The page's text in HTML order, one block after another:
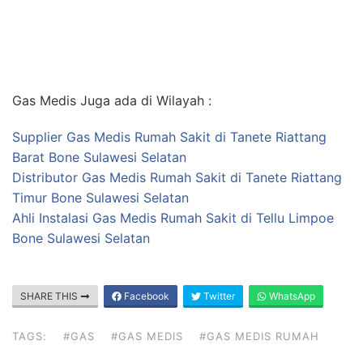
Gas Medis Juga ada di Wilayah :
Supplier Gas Medis Rumah Sakit di Tanete Riattang
Barat Bone Sulawesi Selatan
Distributor Gas Medis Rumah Sakit di Tanete Riattang
Timur Bone Sulawesi Selatan
Ahli Instalasi Gas Medis Rumah Sakit di Tellu Limpoe
Bone Sulawesi Selatan
SHARE THIS Facebook Twitter WhatsApp
TAGS: #GAS #GAS MEDIS
#GAS MEDIS RUMAH